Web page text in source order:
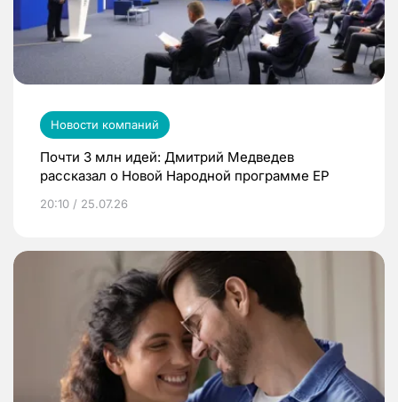
Новости компаний
Почти 3 млн идей: Дмитрий Медведев
рассказал о Новой Народной программе ЕР
20:10 / 25.07.26